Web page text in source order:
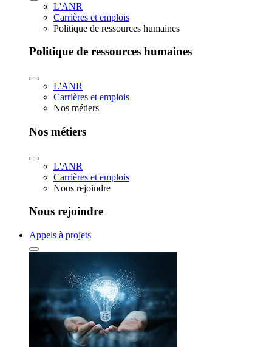
L'ANR
Carrières et emplois
Politique de ressources humaines
Politique de ressources humaines
L'ANR
Carrières et emplois
Nos métiers
Nos métiers
L'ANR
Carrières et emplois
Nous rejoindre
Nous rejoindre
Appels à projets